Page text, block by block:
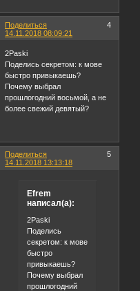
Поделиться
4
14.11.2018 08:09:21
2Paski
Поделись секретом: к мове
быстро привыкаешь?
Почему выбрал
прошлогодний восьмой, а не
более свежий девятый?
Поделиться
5
14.11.2018 13:13:18
Efrem
написал(а):
2Paski
Поделись
секретом: к мове
быстро
привыкаешь?
Почему выбрал
прошлогодний